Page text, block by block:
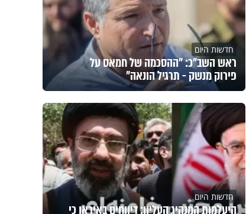
חדשות היום
ראש השב"כ: "ההסכמה של חמאס על
פירוק מנשק - תרגיל הונאה"
חדשות היום
היעלמות המנהיג העליון: דיווחים באיראן כי